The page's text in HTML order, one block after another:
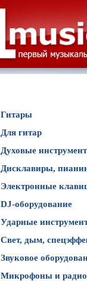
Гитары
Для гитар
Духовые
Дисклавиры,
Электронные
DJ-оборудование
Ударные
Свет, дым,
Звуковое
Микрофоны и